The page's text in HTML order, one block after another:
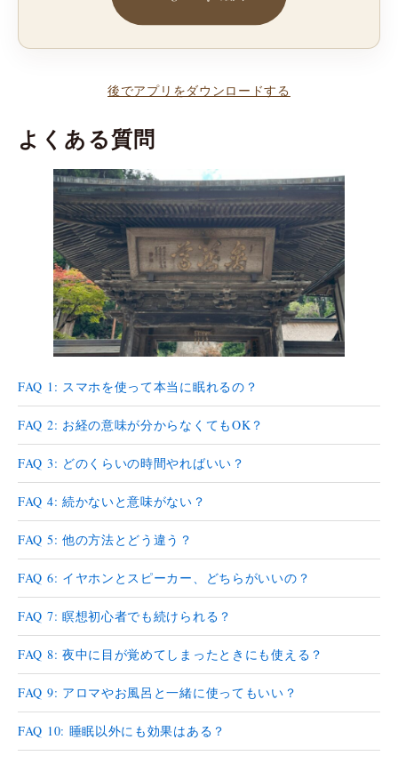
後でアプリをダウンロードする
よくある質問
FAQ 1: スマホを使って本当に眠れるの？
FAQ 2: お経の意味が分からなくてもOK？
FAQ 3: どのくらいの時間やればいい？
FAQ 4: 続かないと意味がない？
FAQ 5: 他の方法とどう違う？
FAQ 6: イヤホンとスピーカー、どちらがいいの？
FAQ 7: 瞑想初心者でも続けられる？
FAQ 8: 夜中に目が覚めてしまったときにも使える？
FAQ 9: アロマやお風呂と一緒に使ってもいい？
FAQ 10: 睡眠以外にも効果はある？